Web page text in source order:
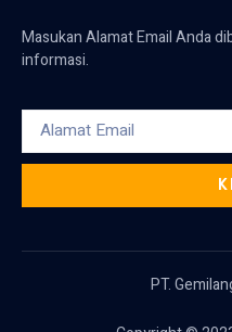
Masukan Alamat Email Anda
informasi.
PT.